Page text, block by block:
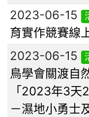
2023-06-15
育實作競賽線
2023-06-15
鳥學會關渡自
「2023年3天
－濕地小勇士